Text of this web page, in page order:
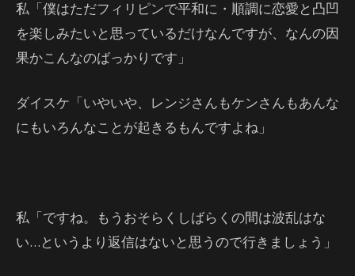
私「僕はただフィリピンで平和に・順調に恋愛と凸凹
を楽しみたいと思っているだけなんですが、なんの因
果かこんなのばっかりです」
ダイスケ「いやいや、レンジさんもケンさんもあんな
にもいろんなことが起きるもんですよね」
私「ですね。もうおそらくしばらくの間は波乱はな
い…というより返信はないと思うので行きましょう」